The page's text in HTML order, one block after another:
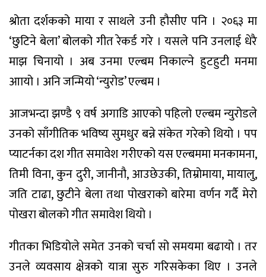
श्रोता दर्शकको माया र साथले उनी हौसीए पनि । २०६३ मा
‘छुटिने बेला’ बोलको गीत रेकर्ड गरे । यसले पनि उनलाई धेरै
माझ चिनायो । अब उनमा एल्बम निकाल्ने हुटहुटी मनमा
आायो । अनि जन्मियो ‘न्युरोड’ एल्बम ।
आजभन्दा झण्डै ९ वर्ष अगाडि आएको पहिलो एल्बम न्युरोडले
उनको साँगीतिक भविष्य सुमधुर बन्ने संकेत गरेको थियो । पप
प्याटर्नका दश गीत समावेश गरीएको यस एल्बममा मनकामना,
तिमी विना, कुन दुरी, जानीनौ, आउछेउकी, तिम्रोमाया, मायालु,
जति टाढा, छुटीने बेला तथा पोखराको बारेमा वर्णन गर्दै मेरो
पोखरा बोलको गीत समावेश थियो ।
गीतका भिडियोले समेत उनको चर्चा सो समयमा बढायो । तर
उनले व्यवसाय क्षेत्रको यात्रा सुरु गरिसकेका थिए । उनले